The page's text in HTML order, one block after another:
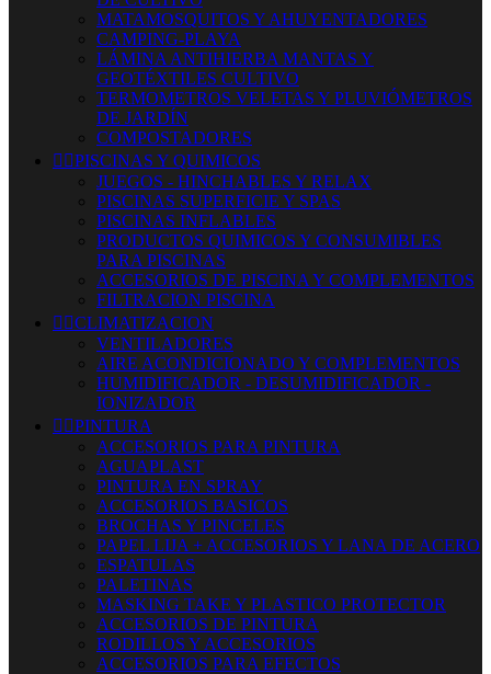
MATAMOSQUITOS Y AHUYENTADORES
CAMPING-PLAYA
LÁMINA ANTIHIERBA MANTAS Y
GEOTÉXTILES CULTIVO
TERMOMETROS VELETAS Y PLUVIÓMETROS
DE JARDÍN
COMPOSTADORES
 PISCINAS Y QUIMICOS
JUEGOS - HINCHABLES Y RELAX
PISCINAS SUPERFICIE Y SPAS
PISCINAS INFLABLES
PRODUCTOS QUIMICOS Y CONSUMIBLES
PARA PISCINAS
ACCESORIOS DE PISCINA Y COMPLEMENTOS
FILTRACION PISCINA
 CLIMATIZACION
VENTILADORES
AIRE ACONDICIONADO Y COMPLEMENTOS
HUMIDIFICADOR - DESUMIDIFICADOR -
IONIZADOR
 PINTURA
ACCESORIOS PARA PINTURA
AGUAPLAST
PINTURA EN SPRAY
ACCESORIOS BASICOS
BROCHAS Y PINCELES
PAPEL LIJA + ACCESORIOS Y LANA DE ACERO
ESPATULAS
PALETINAS
MASKING TAKE Y PLASTICO PROTECTOR
ACCESORIOS DE PINTURA
RODILLOS Y ACCESORIOS
ACCESORIOS PARA EFECTOS